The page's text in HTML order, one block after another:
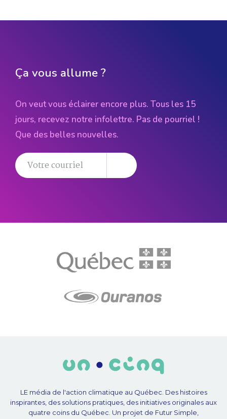
Ça vous allume ?
On veut vous éclairer encore plus. Tous les 15
jours, recevez notre infolettre. Pas de pourriel !
Que des belles nouvelles.
LE média de l'action climatique au Québec. Des histoires
inspirantes, des solutions pratiques, des initiatives originales aux
quatre coins du Québec. Un projet de Futur Simple,